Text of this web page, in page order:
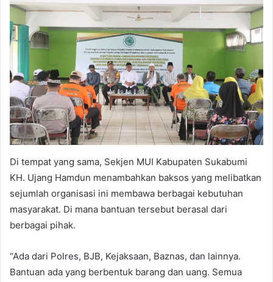
Di tempat yang sama, Sekjen MUI Kabupaten Sukabumi
KH. Ujang Hamdun menambahkan baksos yang melibatkan
sejumlah organisasi ini membawa berbagai kebutuhan
masyarakat. Di mana bantuan tersebut berasal dari
berbagai pihak.
“Ada dari Polres, BJB, Kejaksaan, Baznas, dan lainnya.
Bantuan ada yang berbentuk barang dan uang. Semua